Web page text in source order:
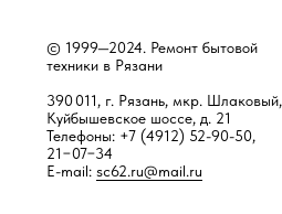
© 1999—2024. Ремонт бытовой
техники в Рязани
390 011, г. Рязань, мкр. Шлаковый,
Куйбышевское шоссе, д. 21
Телефоны: +7 (4912) 52-90-50,
21−07−34
E-mail: sc62.ru@mail.ru